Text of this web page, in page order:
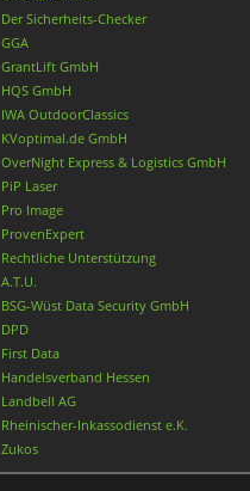
Der Sicherheits-Checker
GGA
GrantLift GmbH
HQS GmbH
IWA OutdoorClassics
KVoptimal.de GmbH
OverNight Express & Logistics GmbH
PiP Laser
Pro Image
ProvenExpert
Rechtliche Unterstützung
A.T.U.
BSG-Wüst Data Security GmbH
DPD
First Data
Handelsverband Hessen
Landbell AG
Rheinischer-Inkassodienst e.K.
Zukos